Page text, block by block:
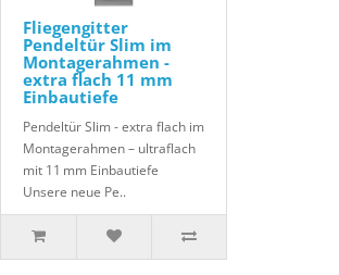
Fliegengitter
Pendeltür Slim im
Montagerahmen -
extra flach 11 mm
Einbautiefe
Pendeltür Slim - extra flach im
Montagerahmen – ultraflach
mit 11 mm Einbautiefe
Unsere neue Pe..